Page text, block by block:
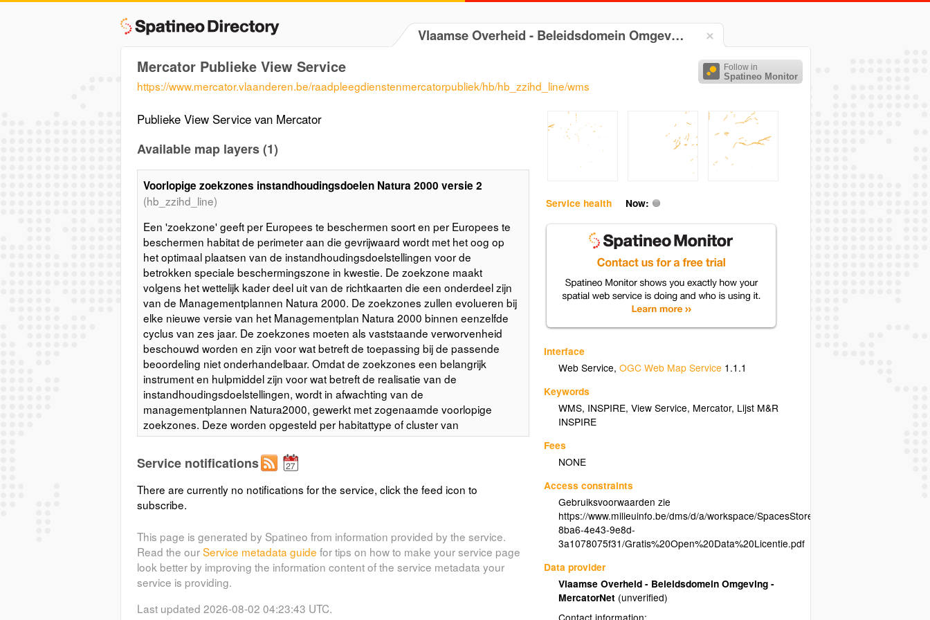
Vlaamse Overheid - Beleidsdomein Omgev…
Follow in
Spatineo Monitor
Mercator Publieke View Service
https://www.mercator.vlaanderen.be/raadpleegdienstenmercatorpubliek/hb/hb_zzihd_line/wms
Service health Now:
Interface
Web Service,OGC Web Map Service 1.1.1
Keywords
WMS, INSPIRE,View Service, Mercator, Lijst M&R
INSPIRE
Fees
NONE
Access constraints
Gebruiksvoorwaarden zie
https://www.milieuinfo.be/dms/d/a/workspace/SpacesStore/64e1bd31-
8ba6-4e43-9e8d-
3a1078075f31/Gratis%20Open%20Data%20Licentie.pdf
Data provider
Vlaamse Overheid - Beleidsdomein Omgeving -
MercatorNet (unverified)
Publieke View Service van Mercator
Available map layers (1)
Voorlopige zoekzones instandhoudingsdoelen Natura 2000 versie 2
(hb_zzihd_line)
Een 'zoekzone' geeft per Europees te beschermen soort en per Europees te
beschermen habitat de perimeter aan die gevrijwaard wordt met het oog op
het optimaal plaatsen van de instandhoudingsdoelstellingen voor de
betrokken speciale beschermingszone in kwestie. De zoekzone maakt
volgens het wettelijk kader deel uit van de richtkaarten die een onderdeel zijn
van de Managementplannen Natura 2000. De zoekzones zullen evolueren bij
elke nieuwe versie van het Managementplan Natura 2000 binnen eenzelfde
cyclus van zes jaar. De zoekzones moeten als vaststaande verworvenheid
beschouwd worden en zijn voor wat betreft de toepassing bij de passende
beoordeling niet onderhandelbaar. Omdat de zoekzones een belangrijk
instrument en hulpmiddel zijn voor wat betreft de realisatie van de
instandhoudingsdoelstellingen, wordt in afwachting van de
managementplannen Natura2000, gewerkt met zogenaamde voorlopige
zoekzones. Deze worden opgesteld per habitattype of cluster van
habitattypen en verschilt van de eerste kaart met voorlopige zoekzones zoals
verspreid begin 2015. De nieuwe versie werd grotendeels gegenereerd met
toepassing van het zogenaamde zoekzonemodel met actualisaties en
aanpassingen ten gevolge van de uitvoering van de Programmatische
Aanpak Stikstof. Dit model werd opgesteld in opdracht van het ANB door VITO
Vlaanderen (VITO). Dit heeft als gevolg dat de kaart voor deze habittypes
opgebouwd is op basis van een rasterkaart met cellen van 100x100m (1 ha),
die afgeknipt worden op de grenzen van de SBZ (versie 2013). Voor een
andere reeks habitats (niet door het model aanstuurbare habitats) zijn de
zoekzones bepaald met de methode van de eerste voorlopige zoekzones (D.
Adriaens, 2014, Afbakenen voorlopige zoekzones voor de habitattypen
Service notifications
There are currently no notifications for the service, click the feed icon to
subscribe.
This page is generated by Spatineo from information provided by the service.
Read the ourService metadata guide for tips on how to make your service page
look better by improving the information content of the service metadata your
service is providing.
Last updated 2026-08-02 04:23:43 UTC.